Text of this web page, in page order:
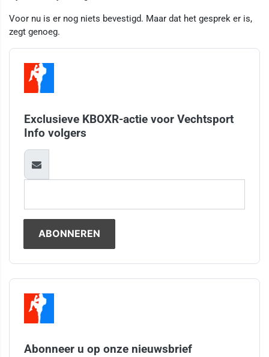
Voor nu is er nog niets bevestigd. Maar dat het gesprek er is,
zegt genoeg.
Exclusieve KBOXR-actie voor Vechtsport
Info volgers
Abonneer u op onze nieuwsbrief